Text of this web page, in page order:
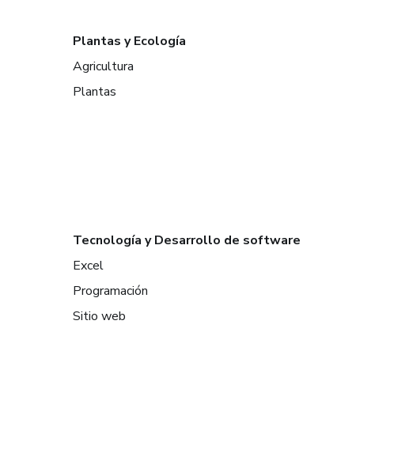
Plantas y Ecología
Agricultura
Plantas
Tecnología y Desarrollo de software
Excel
Programación
Sitio web